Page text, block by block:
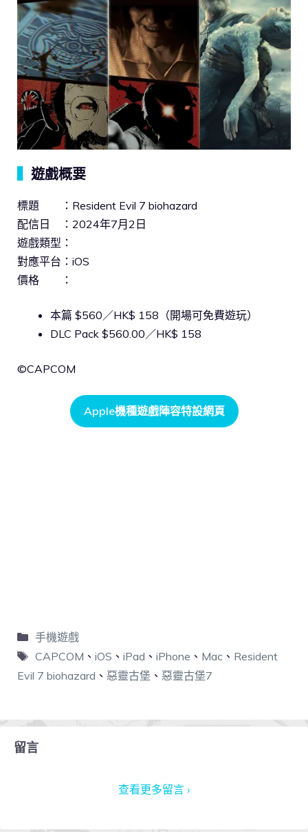
遊戲概要
標題 ：Resident Evil 7 biohazard
配信日 ：2024年7月2日
遊戲類型：
對應平台：iOS
價格 ：
本篇 $560／HK$ 158（開場可免費遊玩）
DLC Pack $560.00／HK$ 158
©CAPCOM
Apple機種遊戲陣容特設網頁
手機遊戲
CAPCOM 、 iOS 、 iPad 、 iPhone 、 Mac、 Resident
Evil 7 biohazard 、 惡靈古堡 、 惡靈古堡7
留言
查看更多留言 ›